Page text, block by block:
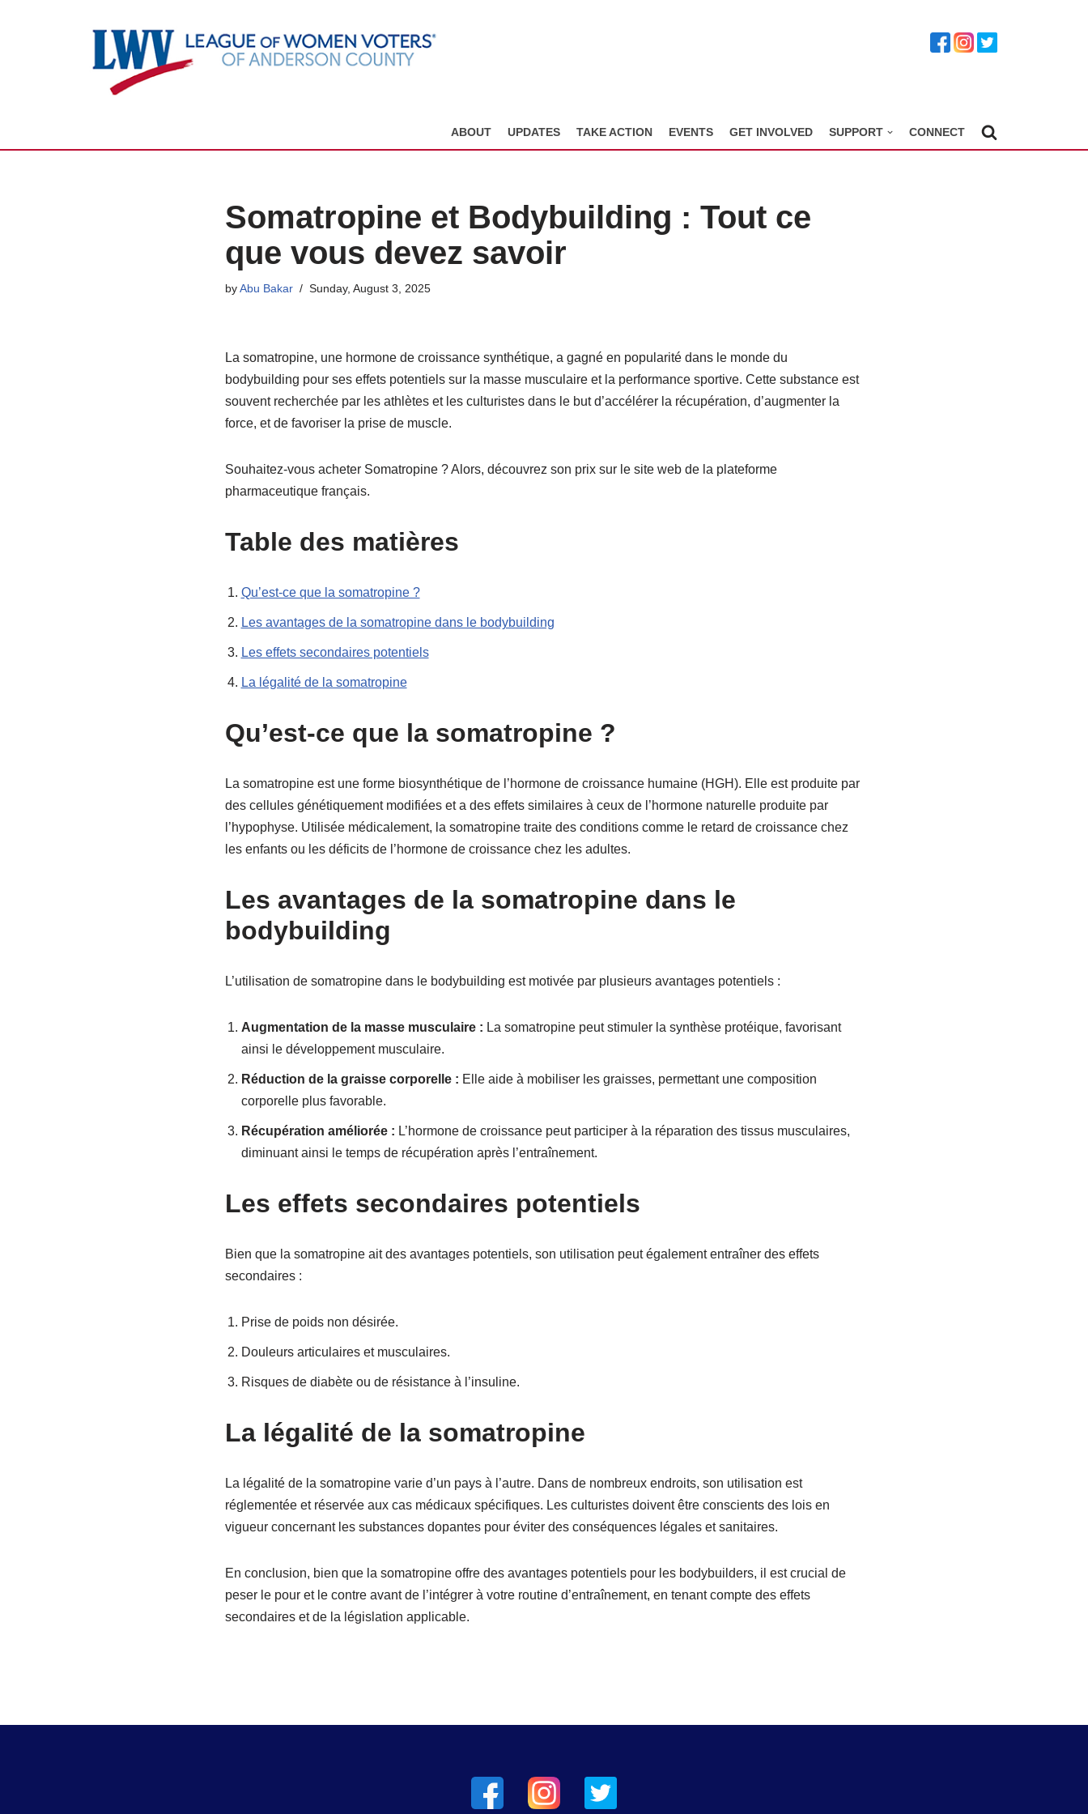
ABOUT UPDATES TAKE ACTION EVENTS GET INVOLVED SUPPORT CONNECT
Somatropine et Bodybuilding : Tout ce
que vous devez savoir
byAbu Bakar Sunday, August 3, 2025
La somatropine, une hormone de croissance synthétique, a gagné en popularité dans le monde du
bodybuilding pour ses effets potentiels sur la masse musculaire et la performance sportive. Cette substance est
souvent recherchée par les athlètes et les culturistes dans le but d’accélérer la récupération, d’augmenter la
force, et de favoriser la prise de muscle.
Souhaitez-vous acheter Somatropine ? Alors, découvrez son prix sur le site web de la plateforme
pharmaceutique français.
Table des matières
Qu’est-ce que la somatropine ?
Les avantages de la somatropine dans le bodybuilding
Les effets secondaires potentiels
La légalité de la somatropine
Qu’est-ce que la somatropine ?
La somatropine est une forme biosynthétique de l’hormone de croissance humaine (HGH). Elle est produite par
des cellules génétiquement modifiées et a des effets similaires à ceux de l’hormone naturelle produite par
l’hypophyse. Utilisée médicalement, la somatropine traite des conditions comme le retard de croissance chez
les enfants ou les déficits de l’hormone de croissance chez les adultes.
Les avantages de la somatropine dans le
bodybuilding
L’utilisation de somatropine dans le bodybuilding est motivée par plusieurs avantages potentiels :
Augmentation de la masse musculaire : La somatropine peut stimuler la synthèse protéique, favorisant
ainsi le développement musculaire.
Réduction de la graisse corporelle : Elle aide à mobiliser les graisses, permettant une composition
corporelle plus favorable.
Récupération améliorée : L’hormone de croissance peut participer à la réparation des tissus musculaires,
diminuant ainsi le temps de récupération après l’entraînement.
Les effets secondaires potentiels
Bien que la somatropine ait des avantages potentiels, son utilisation peut également entraîner des effets
secondaires :
Prise de poids non désirée.
Douleurs articulaires et musculaires.
Risques de diabète ou de résistance à l’insuline.
La légalité de la somatropine
La légalité de la somatropine varie d’un pays à l’autre. Dans de nombreux endroits, son utilisation est
réglementée et réservée aux cas médicaux spécifiques. Les culturistes doivent être conscients des lois en
vigueur concernant les substances dopantes pour éviter des conséquences légales et sanitaires.
En conclusion, bien que la somatropine offre des avantages potentiels pour les bodybuilders, il est crucial de
peser le pour et le contre avant de l’intégrer à votre routine d’entraînement, en tenant compte des effets
secondaires et de la législation applicable.